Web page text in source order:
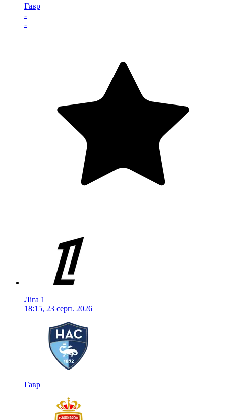
Гавр
-
-
Ліга 1
18:15, 23 серп. 2026
Гавр